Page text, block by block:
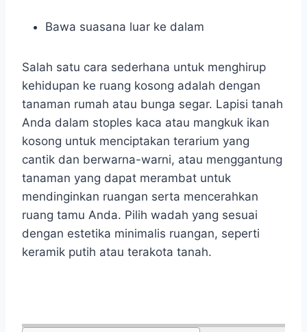
Bawa suasana luar ke dalam
Salah satu cara sederhana untuk menghirup
kehidupan ke ruang kosong adalah dengan
tanaman rumah atau bunga segar. Lapisi tanah
Anda dalam stoples kaca atau mangkuk ikan
kosong untuk menciptakan terarium yang
cantik dan berwarna-warni, atau menggantung
tanaman yang dapat merambat untuk
mendinginkan ruangan serta mencerahkan
ruang tamu Anda. Pilih wadah yang sesuai
dengan estetika minimalis ruangan, seperti
keramik putih atau terakota tanah.